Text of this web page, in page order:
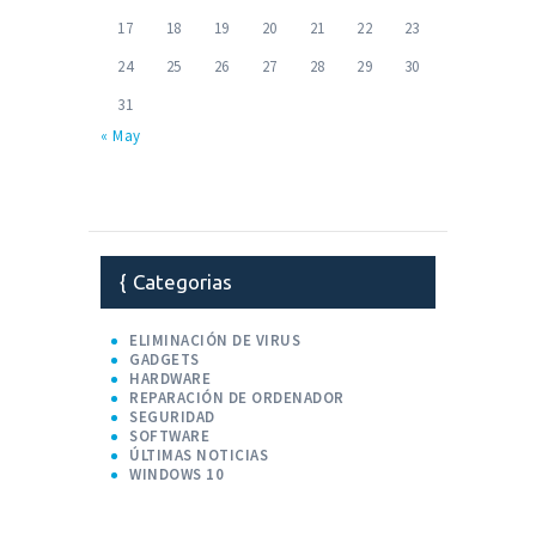
17
18 19 20 21 22
23
24
25 26 27 28 29
30
31
« May
Categorias
ELIMINACIÓN DE VIRUS
GADGETS
HARDWARE
REPARACIÓN DE ORDENADOR
SEGURIDAD
SOFTWARE
ÚLTIMAS NOTICIAS
WINDOWS 10